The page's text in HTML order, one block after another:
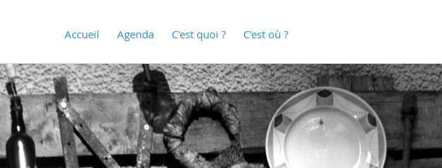
Accueil Agenda C'est quoi ? C'est où ?